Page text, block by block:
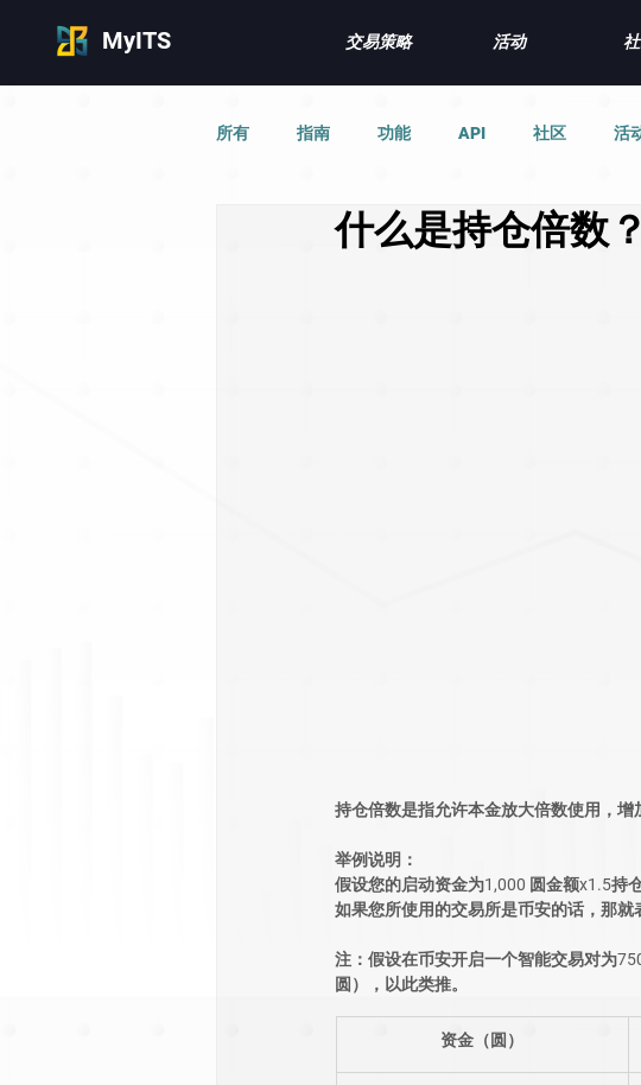
MyITS 交易策略 活动
所有 指南 功能 API 社区 活
什么是持仓倍数？
持仓倍数是指允许本金放大倍数使用，增
举例说明：
假设您的启动资金为1,000 圆金额x1.5持
如果您所使用的交易所是币安的话，那就
注：假设在币安开启一个智能交易对为
圆），以此类推。
​资金（圆）